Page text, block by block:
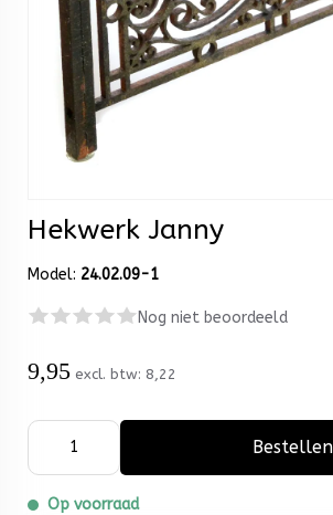
Hekwerk Janny
Model: 24.02.09-1
Nog niet beoordeeld
9,95 excl. btw: 8,22
Bestellen
Op voorraad